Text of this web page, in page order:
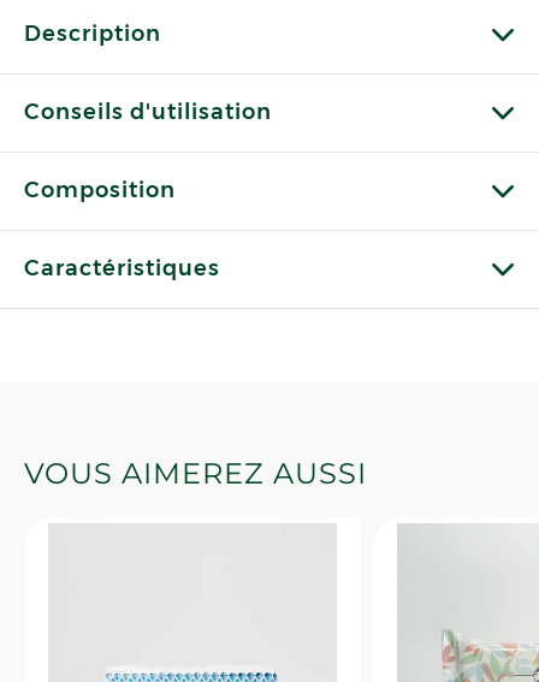
Description
Conseils d'utilisation
Composition
Caractéristiques
VOUS AIMEREZ AUSSI